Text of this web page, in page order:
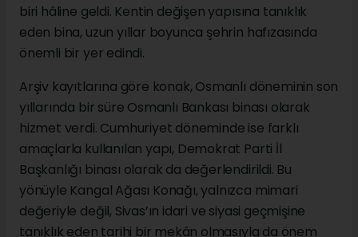
biri hâline geldi. Kentin değişen yapısına tanıklık
eden bina, uzun yıllar boyunca şehrin hafızasında
önemli bir yer edindi.
Arşiv kayıtlarına göre konak, Osmanlı döneminin son
yıllarında bir süre Osmanlı Bankası binası olarak
hizmet verdi. Cumhuriyet döneminde ise farklı
amaçlarla kullanılan yapı, Demokrat Parti İl
Başkanlığı binası olarak da değerlendirildi. Bu
yönüyle Kangal Ağası Konağı, yalnızca mimari
değeriyle değil, Sivas’ın idari ve siyasi geçmişine
tanıklık eden tarihi bir mekân olmasıyla da önem